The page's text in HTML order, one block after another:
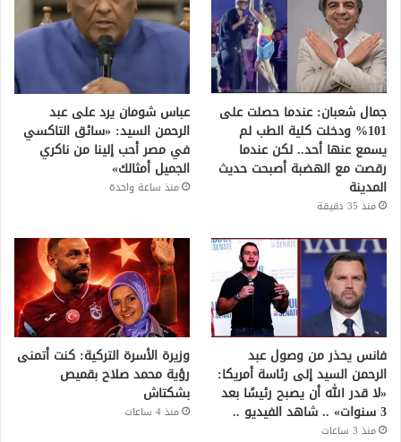
جمال شعبان: عندما حصلت على
101% ودخلت كلية الطب لم
يسمع عنها أحد.. لكن عندما
رقصت مع الهضبة أصبحت حديث
المدينة
منذ 35 دقيقة
عباس شومان يرد على عبد
الرحمن السيد: «سائق التاكسي
في مصر أحب إلينا من ناكري
الجميل أمثالك»
منذ ساعة واحدة
فانس يحذر من وصول عبد
الرحمن السيد إلى رئاسة أمريكا:
«لا قدر الله أن يصبح رئيسًا بعد
3 سنوات» .. شاهد الفيديو ..
منذ 3 ساعات
وزيرة الأسرة التركية: كنت أتمنى
رؤية محمد صلاح بقميص
بشكتاش
منذ 4 ساعات